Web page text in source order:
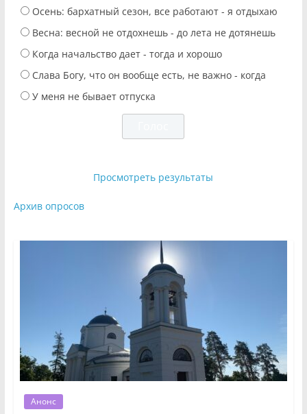
Осень: бархатный сезон, все работают - я отдыхаю
Весна: весной не отдохнешь - до лета не дотянешь
Когда начальство дает - тогда и хорошо
Слава Богу, что он вообще есть, не важно - когда
У меня не бывает отпуска
Просмотреть результаты
Архив опросов
Анонс